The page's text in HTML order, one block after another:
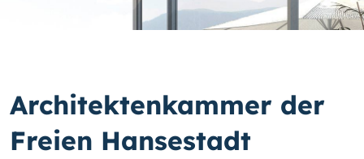
Architektenkammer der
Freien Hansestadt